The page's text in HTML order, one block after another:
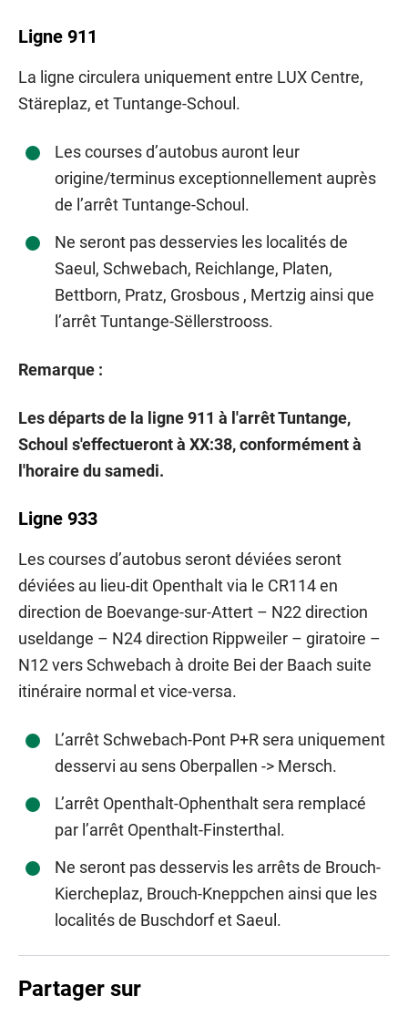
Ligne 911
La ligne circulera uniquement entre LUX Centre,
Stäreplaz, et Tuntange-Schoul.
Les courses d’autobus auront leur
origine/terminus exceptionnellement auprès
de l’arrêt Tuntange-Schoul.
Ne seront pas desservies les localités de
Saeul, Schwebach, Reichlange, Platen,
Bettborn, Pratz, Grosbous , Mertzig ainsi que
l’arrêt Tuntange-Sëllerstrooss.
Remarque :
Les départs de la ligne 911 à l'arrêt Tuntange,
Schoul s'effectueront à XX:38, conformément à
l'horaire du samedi.
Ligne 933
Les courses d’autobus seront déviées seront
déviées au lieu-dit Openthalt via le CR114 en
direction de Boevange-sur-Attert – N22 direction
useldange – N24 direction Rippweiler – giratoire –
N12 vers Schwebach à droite Bei der Baach suite
itinéraire normal et vice-versa.
L’arrêt Schwebach-Pont P+R sera uniquement
desservi au sens Oberpallen -> Mersch.
L’arrêt Openthalt-Ophenthalt sera remplacé
par l’arrêt Openthalt-Finsterthal.
Ne seront pas desservis les arrêts de Brouch-
Kiercheplaz, Brouch-Kneppchen ainsi que les
localités de Buschdorf et Saeul.
Partager sur